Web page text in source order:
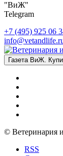
"ВиЖ"
Telegram
+7 (495) 925 06
Газета ВиЖ.
© Ветеринария
RSS